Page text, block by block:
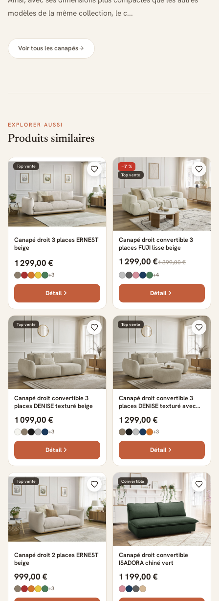
modèles de la même collection, le c...
Voir tous les canapés
EXPLORER AUSSI
Produits similaires
Top vente
Canapé droit 3 places ERNEST
beige
1 299,00 €
+3
Détail
−7 %
Top vente
Canapé droit convertible 3
places FUJI lisse beige
1 299,00 €1 399,00 €
+4
Détail
Top vente
Canapé droit convertible 3
places DENISE texturé beige
1 099,00 €
+3
Détail
Top vente
Canapé droit convertible 3
places DENISE texturé avec
1 299,00 €
+3
Détail
Top vente
Canapé droit 2 places ERNEST
beige
999,00 €
+3
Convertible
Canapé droit convertible
ISADORA chiné vert
1 199,00 €